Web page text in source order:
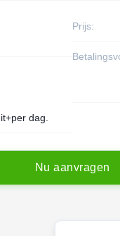
Prijs:
dag.
N u aanvragen